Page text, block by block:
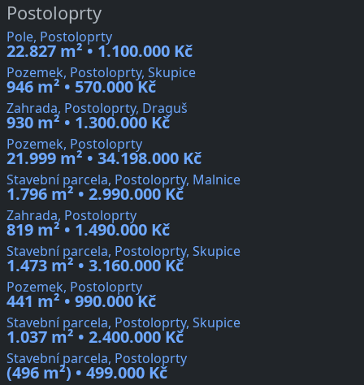
Postoloprty
Pole, Postoloprty
22.827 m² • 1.100.000 Kč
Pozemek, Postoloprty, Skupice
946 m² • 570.000 Kč
Zahrada, Postoloprty, Draguš
930 m² • 1.300.000 Kč
Pozemek, Postoloprty
21.999 m² • 34.198.000 Kč
Stavební parcela, Postoloprty, Malnice
1.796 m² • 2.990.000 Kč
Zahrada, Postoloprty
819 m² • 1.490.000 Kč
Stavební parcela, Postoloprty, Skupice
1.473 m² • 3.160.000 Kč
Pozemek, Postoloprty
441 m² • 990.000 Kč
Stavební parcela, Postoloprty, Skupice
1.037 m² • 2.400.000 Kč
Stavební parcela, Postoloprty
(496 m²) • 499.000 Kč